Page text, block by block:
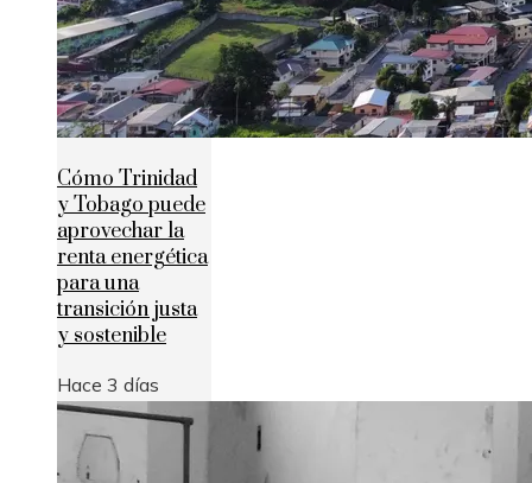
Cómo Trinidad
y Tobago puede
aprovechar la
renta energética
para una
transición justa
y sostenible
Hace 3 días